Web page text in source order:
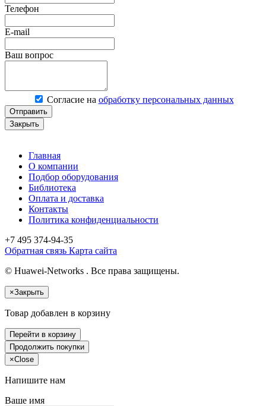
Телефон
E-mail
Ваш вопрос
Согласие на обработку персональных данных
Отправить
Закрыть
Главная
О компании
Подбор оборудования
Библиотека
Оплата и доставка
Контакты
Политика конфиденциальности
+7 495 374-94-35
Обратная связь Карта сайта
© Huawei-Networks . Все права защищены.
×Закрыть
Товар добавлен в корзину
Перейти в корзину
Продолжить покупки
×Close
Напишите нам
Ваше имя